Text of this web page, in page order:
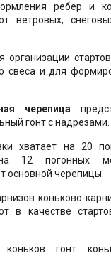
ребер и
ветровых,
организации
свеса и для
черепица
гонт с надрезами.
хватает на 20
12 погонных
основной черепицы.
коньково-
в качестве
гонт